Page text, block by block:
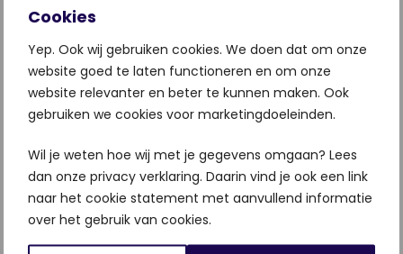
Cookies
Yep. Ook wij gebruiken cookies. We doen dat om onze
website goed te laten functioneren en om onze
website relevanter en beter te kunnen maken. Ook
gebruiken we cookies voor marketingdoeleinden.
Wil je weten hoe wij met je gegevens omgaan? Lees
dan onze privacy verklaring. Daarin vind je ook een link
naar het cookie statement met aanvullend informatie
over het gebruik van cookies.
INGpast het principe van wederkerigheid toe op haar
oriëntatiegesprek.